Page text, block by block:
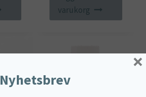
varukorg
Nyhetsbrev
×